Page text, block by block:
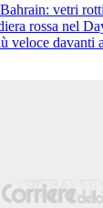
vetri
rossa nel
veloce davanti